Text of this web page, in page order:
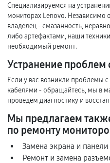
Специализируемся на
мониторах Lenovo. Независимо
владелец - смазанность,
либо артефактами, наши
необходимый ремонт.
Устранение
Если у вас возникли проблемы
кабелями - обращайтесь, мы в
проведем диагностику и
Мы предлагаем
по ремонту
Замена экрана и панели
Ремонт и замена